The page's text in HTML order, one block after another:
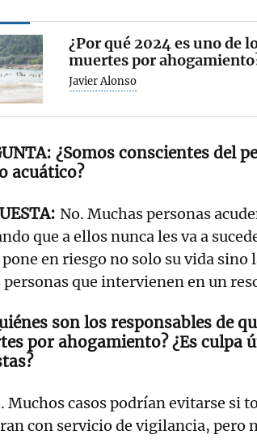
¿Por qué 2024 es uno de
muertes por
Javier Alonso
¿Somos conscientes del
acuático?
No. Muchas personas
que a ellos nunca les va a
pone en riesgo no solo su vida sino
personas que intervienen en un
son los responsables de
por ahogamiento? ¿Es culpa
Muchos casos podrían evitarse si
con servicio de vigilancia, pero